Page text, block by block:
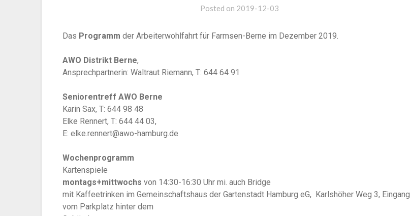
Posted on 2019-12-03
Das Programm der Arbeiterwohlfahrt für Farmsen-Berne im Dezember 2019.
AWO Distrikt Berne,
Ansprechpartnerin: Waltraut Riemann, T: 644 64 91
Seniorentreff AWO Berne
Karin Sax, T: 644 98 48
Elke Rennert, T: 644 44 03,
E: elke.rennert@awo-hamburg.de
Wochenprogramm
Kartenspiele
montags+mittwochs von 14:30-16:30 Uhr mi. auch Bridge
mit Kaffeetrinken im Gemeinschaftshaus der Gartenstadt Hamburg eG, Karlshöher Weg 3, Eingang
vom Parkplatz hinter dem